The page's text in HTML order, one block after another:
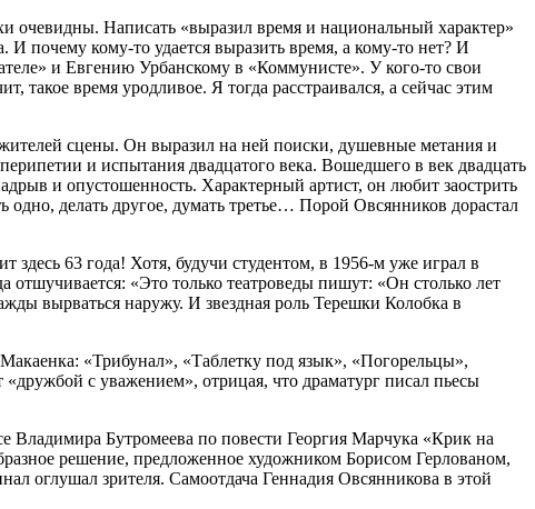
очевидны. Написать «выразил время и национальный характер»
И почему кому-то удается выразить время, а кому-то нет? И
и Евгению Урбанскому в «Коммунисте». У кого-то свои
время уродливое. Я тогда расстраивался, а сейчас этим
сцены. Он выразил на ней поиски, душевные метания и
и испытания двадцатого века. Вошедшего в век двадцать
и опустошенность. Характерный артист, он любит заострить
делать другое, думать третье… Порой Овсянников дорастал
здесь 63 года! Хотя, будучи студентом, в 1956-м уже играл в
отшучивается: «Это только театроведы пишут: «Он столько лет
вырваться наружу. И звездная роль Терешки Колобка в
«Трибунал», «Таблетку под язык», «Погорельцы»,
с уважением», отрицая, что драматург писал пьесы
Бутромеева по повести Георгия Марчука «Крик на
решение, предложенное художником Борисом Герлованом,
оглушал зрителя. Самоотдача Геннадия Овсянникова в этой